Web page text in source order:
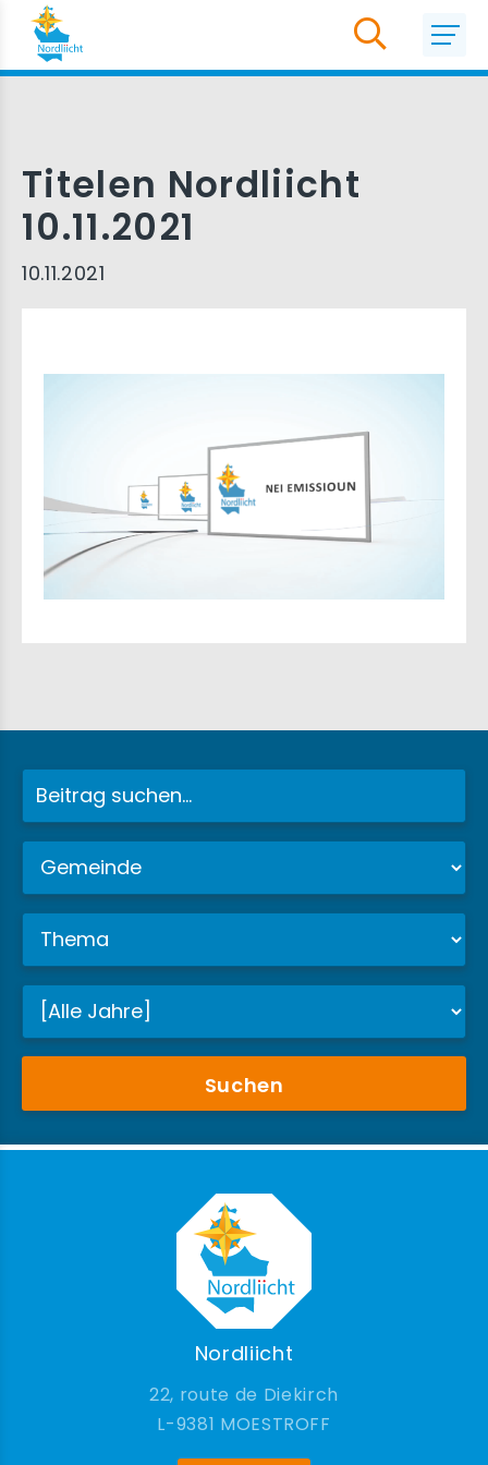
Titelen Nordliicht
10.11.2021
10.11.2021
Suchen
Nordliicht
22, route de Diekirch
9381 MOESTROFF